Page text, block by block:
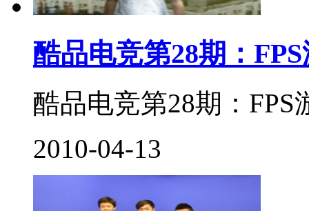
酷品电竞第28期：
酷品电竞第28期：FPS
2010-04-13